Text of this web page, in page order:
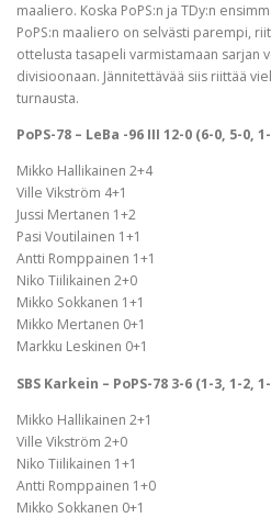
maaliero. Koska PoPS:n ja TDy:n
PoPS:n maaliero on selvästi parempi,
ottelusta tasapeli varmistamaan sarjan
divisioonaan. Jännitettävää siis riittää
turnausta.
PoPS-78 – LeBa -96 III 12-0 (6-0, 5-0,
Mikko Hallikainen 2+4
Ville Vikström 4+1
Jussi Mertanen 1+2
Pasi Voutilainen 1+1
Antti Romppainen 1+1
Niko Tiilikainen 2+0
Mikko Sokkanen 1+1
Mikko Mertanen 0+1
Markku Leskinen 0+1
SBS Karkein – PoPS-78 3-6 (1-3, 1-2,
Mikko Hallikainen 2+1
Ville Vikström 2+0
Niko Tiilikainen 1+1
Antti Romppainen 1+0
Mikko Sokkanen 0+1